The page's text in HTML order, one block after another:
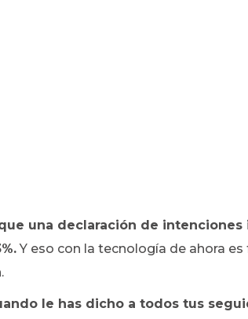
una declaración de
Y eso con la tecnología de ahora es
le has dicho a todos tus